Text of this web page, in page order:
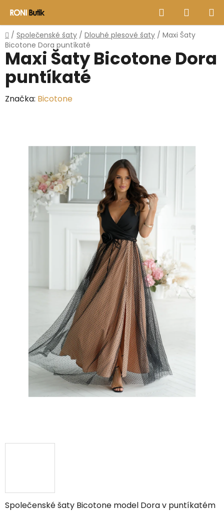
obsah
Hledat
KOŠÍK
Domů
/ Společenské šaty / Dlouhé plesové šaty / Maxi Šaty
Bicotone Dora puntíkaté
Společenské šaty Bicotone model Dora v puntíkatém
Maxi Šaty Bicotone Dora
puntíkaté
Značka: Bicotone